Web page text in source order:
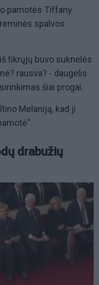
pamotės Tiffany
spalvos
tikrųjų buvo suknelės
rausva? - daugelis
šiai progai.
Melaniją, kad ji
drabužių